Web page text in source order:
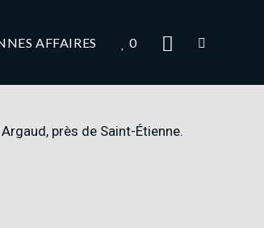
AFFAIRES 0
près de Saint-Étienne.